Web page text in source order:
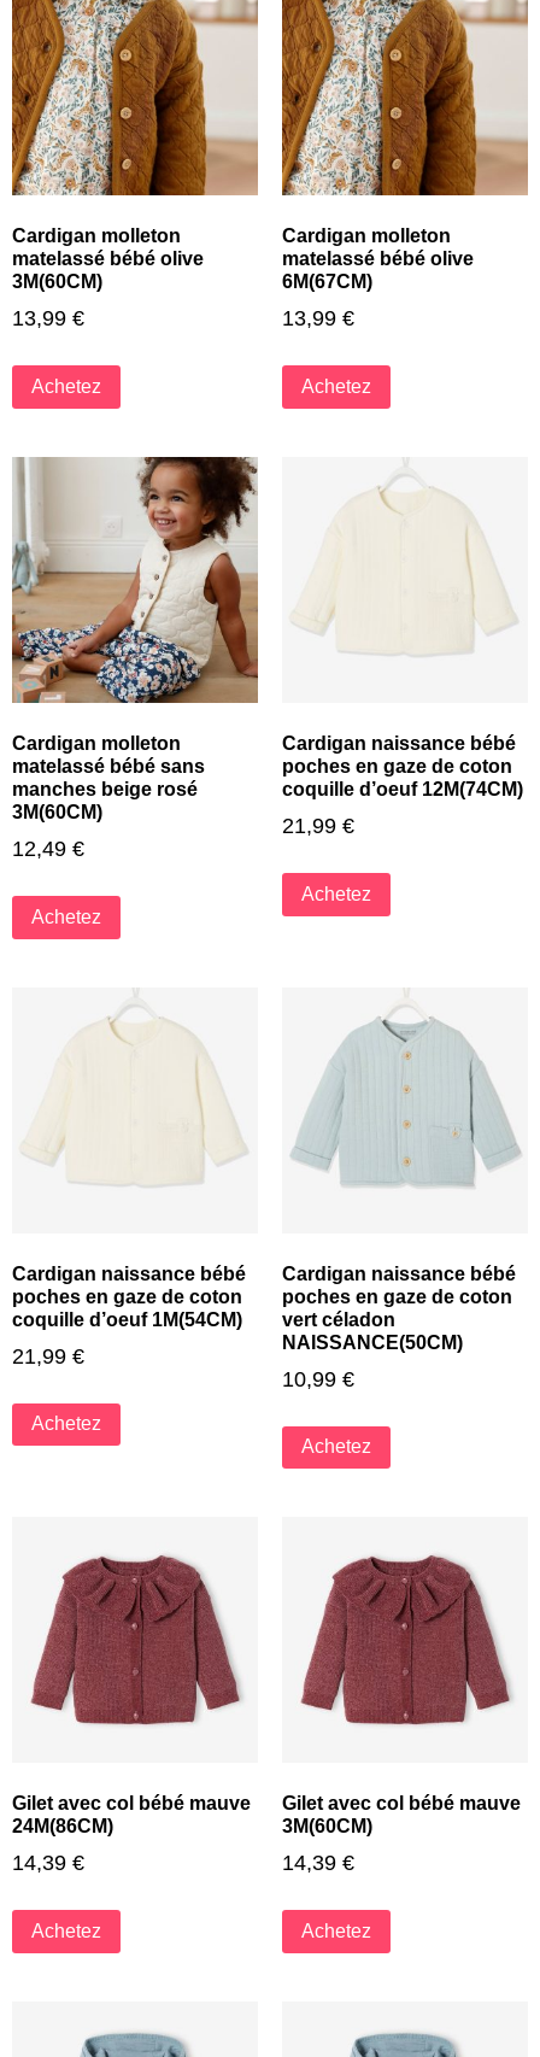
Cardigan molleton
matelassé bébé olive
3M(60CM)
13,99 €
Achetez
Cardigan molleton
matelassé bébé olive
6M(67CM)
13,99 €
Achetez
Cardigan molleton
matelassé bébé sans
manches beige rosé
3M(60CM)
12,49 €
Achetez
Cardigan naissance bébé
poches en gaze de coton
coquille d’oeuf 12M(74CM)
21,99 €
Achetez
Cardigan naissance bébé
poches en gaze de coton
coquille d’oeuf 1M(54CM)
21,99 €
Achetez
Cardigan naissance bébé
poches en gaze de coton
vert céladon
NAISSANCE(50CM)
10,99 €
Achetez
Gilet avec col bébé mauve
24M(86CM)
14,39 €
Achetez
Gilet avec col bébé mauve
3M(60CM)
14,39 €
Achetez